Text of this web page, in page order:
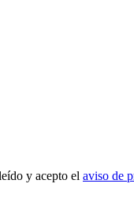
y acepto el aviso de